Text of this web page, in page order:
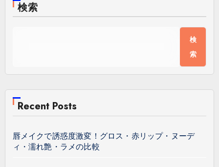
検索
検
索
Recent Posts
唇メイクで誘惑度激変！グロス・赤リップ・ヌーデ
ィ・濡れ艶・ラメの比較